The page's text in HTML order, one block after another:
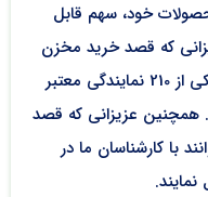
خود، سهم قابل
که قصد خرید مخزن
پلی اتیلنی باکیفیت دارند، می‌توانند به یکی از 210 نمایندگی معتبر
همچنین عزیزانی که قصد
با کارشناسان ما در